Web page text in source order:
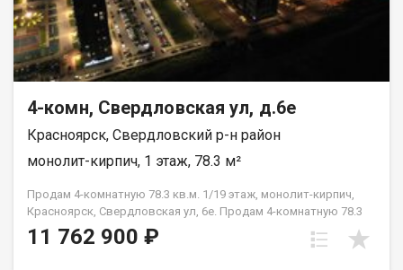
4-комн, Свердловская ул, д.6е
Красноярск, Свердловский р-н район
монолит-кирпич, 1 этаж, 78.3 м²
Продам 4-комнатную 78.3 кв.м. 1/19 этаж, монолит-кирпич,
Красноярск, Свердловская ул, 6е. Продам 4-комнатную 78.3
кв.м. 1/19 этаж, монолит-кирпич, Красноярск, Свердловская
ул, 6е.
11 762 900 ₽